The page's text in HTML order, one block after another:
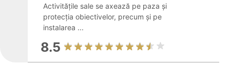
Activitățile sale se axează pe paza și
protecția obiectivelor, precum și pe
instalarea ...
8.5